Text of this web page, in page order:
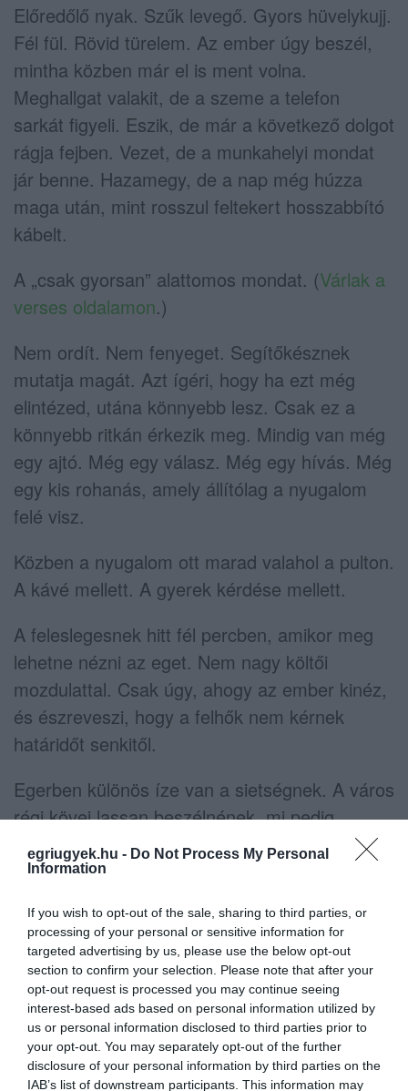
egriugyek.hu - Do Not Process My Personal
Information
If you wish to opt-out of the sale, sharing to third parties, or
processing of your personal or sensitive information for
targeted advertising by us, please use the below opt-out
section to confirm your selection. Please note that after your
opt-out request is processed you may continue seeing
interest-based ads based on personal information utilized by
us or personal information disclosed to third parties prior to
your opt-out. You may separately opt-out of the further
disclosure of your personal information by third parties on the
IAB’s list of downstream participants. This information may
Előredőlő nyak. Szűk levegő. Gyors hüvelykujj.
Fél fül. Rövid türelem. Az ember úgy beszél,
mintha közben már el is ment volna.
Meghallgat valakit, de a szeme a telefon
sarkát figyeli. Eszik, de már a következő dolgot
rágja fejben. Vezet, de a munkahelyi mondat
jár benne. Hazamegy, de a nap még húzza
maga után, mint rosszul feltekert hosszabbító
kábelt.
A „csak gyorsan” alattomos mondat. (Várlak a
verses oldalamon.)
Nem ordít. Nem fenyeget. Segítőkésznek
mutatja magát. Azt ígéri, hogy ha ezt még
elintézed, utána könnyebb lesz. Csak ez a
könnyebb ritkán érkezik meg. Mindig van még
egy ajtó. Még egy válasz. Még egy hívás. Még
egy kis rohanás, amely állítólag a nyugalom
felé visz.
Közben a nyugalom ott marad valahol a pulton.
A kávé mellett. A gyerek kérdése mellett.
A feleslegesnek hitt fél percben, amikor meg
lehetne nézni az eget. Nem nagy költői
mozdulattal. Csak úgy, ahogy az ember kinéz,
és észreveszi, hogy a felhők nem kérnek
határidőt senkitől.
Egerben különös íze van a sietségnek. A város
régi kövei lassan beszélnének, mi pedig
gyakran úgy haladunk át közöttük, mintha
futószalagra tették volna a belvárost. Várfal,
Mindegyik tudna mondani valamit, de mi
többnyire csak átvágunk rajtuk. Gyorsan. Mert
dolgunk van.
Persze dolgunk tényleg van.
Ez a mondat nem lustaságra buzdít. Nem arra